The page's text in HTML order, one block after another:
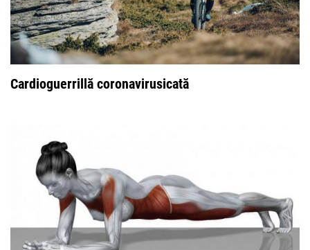
Cardioguerrillă coronavirusicată